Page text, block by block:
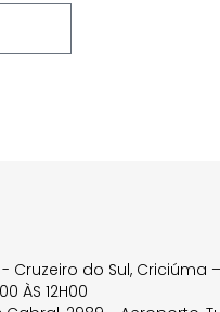
Cruzeiro do Sul, Criciúma –
ÀS 12H00